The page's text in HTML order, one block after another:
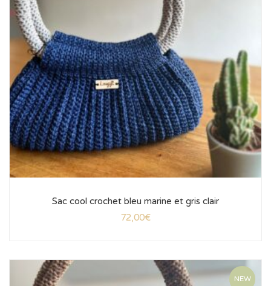
Sac cool crochet bleu marine et gris clair
72,00€
NEW